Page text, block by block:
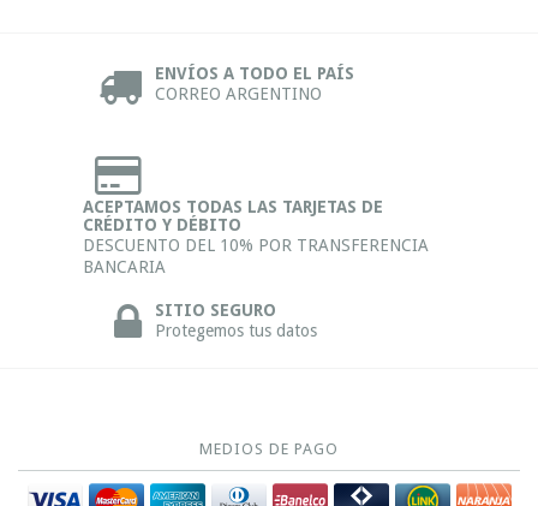
ENVÍOS A TODO EL PAÍS
CORREO ARGENTINO
ACEPTAMOS TODAS LAS TARJETAS DE
CRÉDITO Y DÉBITO
DESCUENTO DEL 10% POR TRANSFERENCIA
BANCARIA
SITIO SEGURO
Protegemos tus datos
MEDIOS DE PAGO